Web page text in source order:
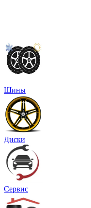
Шины
Диски
Сервис